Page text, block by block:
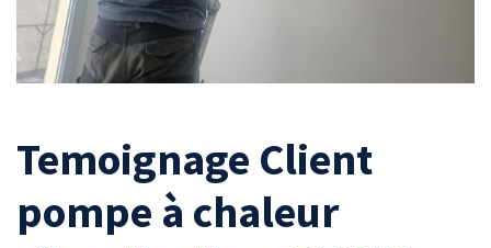
Temoignage Client
pompe à chaleur